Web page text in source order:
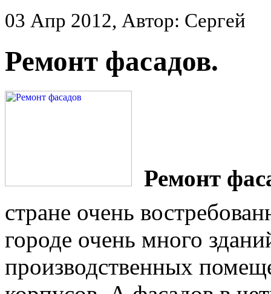
03 Апр 2012, Автор: Сергей
Ремонт фасадов.
Ремонт
стране очень
городе очень много
производственных